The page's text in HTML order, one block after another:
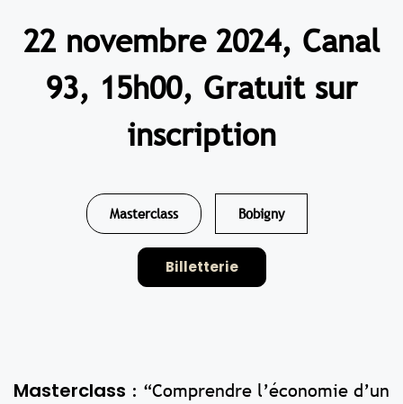
22 novembre 2024, Canal
93, 15h00, Gratuit sur
inscription
Masterclass Bobigny
Billetterie
Masterclass : “Comprendre l’économie d’un